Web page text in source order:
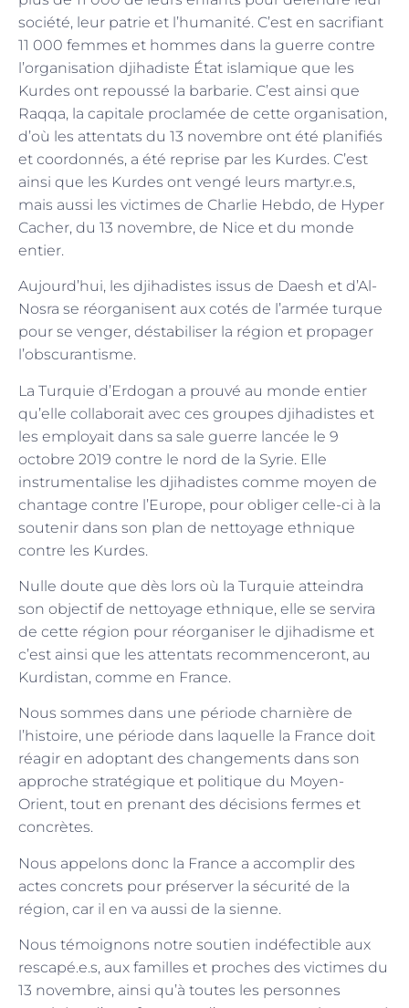
société, leur patrie et l’humanité. C’est en sacrifiant
11 000 femmes et hommes dans la guerre contre
l’organisation djihadiste État islamique que les
Kurdes ont repoussé la barbarie. C’est ainsi que
Raqqa, la capitale proclamée de cette organisation,
d’où les attentats du 13 novembre ont été planifiés
et coordonnés, a été reprise par les Kurdes. C’est
ainsi que les Kurdes ont vengé leurs martyr.e.s,
mais aussi les victimes de Charlie Hebdo, de Hyper
Cacher, du 13 novembre, de Nice et du monde
entier.
Aujourd’hui, les djihadistes issus de Daesh et d’Al-
Nosra se réorganisent aux cotés de l’armée turque
pour se venger, déstabiliser la région et propager
l’obscurantisme.
La Turquie d’Erdogan a prouvé au monde entier
qu’elle collaborait avec ces groupes djihadistes et
les employait dans sa sale guerre lancée le 9
octobre 2019 contre le nord de la Syrie. Elle
instrumentalise les djihadistes comme moyen de
chantage contre l’Europe, pour obliger celle-ci à la
soutenir dans son plan de nettoyage ethnique
contre les Kurdes.
Nulle doute que dès lors où la Turquie atteindra
son objectif de nettoyage ethnique, elle se servira
de cette région pour réorganiser le djihadisme et
c’est ainsi que les attentats recommenceront, au
Kurdistan, comme en France.
Nous sommes dans une période charnière de
l’histoire, une période dans laquelle la France doit
réagir en adoptant des changements dans son
approche stratégique et politique du Moyen-
Orient, tout en prenant des décisions fermes et
concrètes.
Nous appelons donc la France a accomplir des
actes concrets pour préserver la sécurité de la
région, car il en va aussi de la sienne.
Nous témoignons notre soutien indéfectible aux
rescapé.e.s, aux familles et proches des victimes du
13 novembre, ainsi qu’à toutes les personnes